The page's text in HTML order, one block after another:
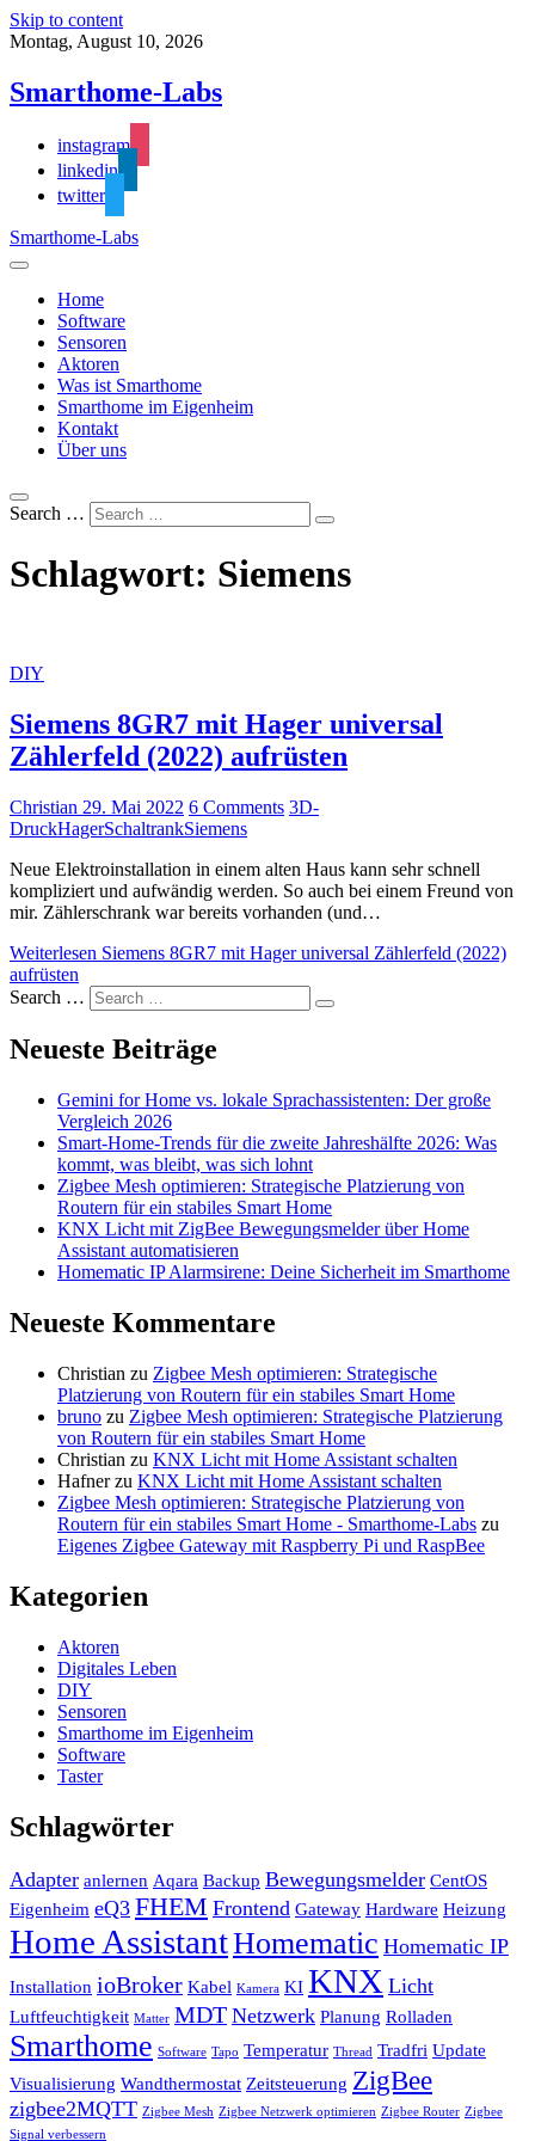
Skip to content
Montag, August 10, 2026
Smarthome-Labs
instagram
linkedin
twitter
Smarthome-Labs
Home
Software
Sensoren
Aktoren
Was ist Smarthome
Smarthome im Eigenheim
Kontakt
Über uns
Search …
Schlagwort: Siemens
DIY
Siemens 8GR7 mit Hager universal
Zählerfeld (2022) aufrüsten
Christian 29. Mai 2022 6 Comments 3D-
DruckHagerSchaltrankSiemens
Neue Elektroinstallation in einem alten Haus kann sehr schnell
kompliziert und aufwändig werden. So auch bei einem Freund von
mir. Zählerschrank war bereits vorhanden (und…
Weiterlesen Siemens 8GR7 mit Hager universal Zählerfeld (2022)
aufrüsten
Search …
Neueste Beiträge
Gemini for Home vs. lokale Sprachassistenten: Der große
Vergleich 2026
Smart-Home-Trends für die zweite Jahreshälfte 2026: Was
kommt, was bleibt, was sich lohnt
Zigbee Mesh optimieren: Strategische Platzierung von
Routern für ein stabiles Smart Home
KNX Licht mit ZigBee Bewegungsmelder über Home
Assistant automatisieren
Homematic IP Alarmsirene: Deine Sicherheit im Smarthome
Neueste Kommentare
Christian zu Zigbee Mesh optimieren: Strategische
Platzierung von Routern für ein stabiles Smart Home
bruno zu Zigbee Mesh optimieren: Strategische Platzierung
von Routern für ein stabiles Smart Home
Christian zu KNX Licht mit Home Assistant schalten
Hafnerzu KNX Licht mit Home Assistant schalten
Zigbee Mesh optimieren: Strategische Platzierung von
Routern für ein stabiles Smart Home - Smarthome-Labs zu
Eigenes Zigbee Gateway mit Raspberry Pi und RaspBee
Kategorien
Aktoren
Digitales Leben
DIY
Sensoren
Smarthome im Eigenheim
Software
Taster
Schlagwörter
Adapter anlernen Aqara Backup Bewegungsmelder CentOS
Eigenheim eQ3 FHEM Frontend Gateway Hardware Heizung
Home AssistantHomematic Homematic IP
Installation ioBroker Kabel Kamera KI KNX Licht
Luftfeuchtigkeit Matter MDT Netzwerk Planung Rolladen
Smarthome Software Tapo Temperatur Thread Tradfri Update
Visualisierung Wandthermostat Zeitsteuerung ZigBee
zigbee2MQTT Zigbee Mesh Zigbee Netzwerk optimieren Zigbee Router Zigbee
Signal verbessern